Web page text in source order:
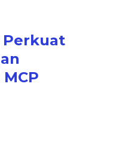
Perkuat